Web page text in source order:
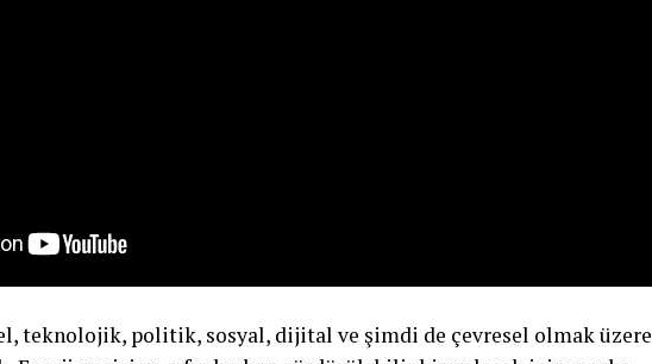
teknolojik, politik, sosyal, dijital ve şimdi de çevresel olmak üzere